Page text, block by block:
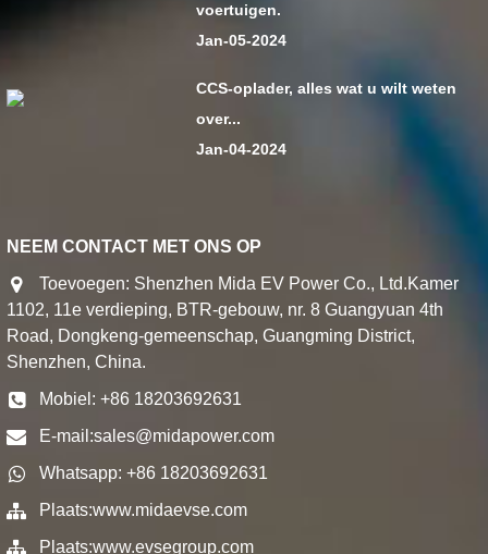
voertuigen.
Jan-05-2024
CCS-oplader, alles wat u wilt weten
over...
Jan-04-2024
NEEM CONTACT MET ONS OP
Toevoegen: Shenzhen Mida EV Power Co., Ltd.Kamer
1102, 11e verdieping, BTR-gebouw, nr. 8 Guangyuan 4th
Road, Dongkeng-gemeenschap, Guangming District,
Shenzhen, China.
Mobiel: +86 18203692631
E-mail:sales@midapower.com
Whatsapp: +86 18203692631
Plaats:www.midaevse.com
Plaats:www.evsegroup.com